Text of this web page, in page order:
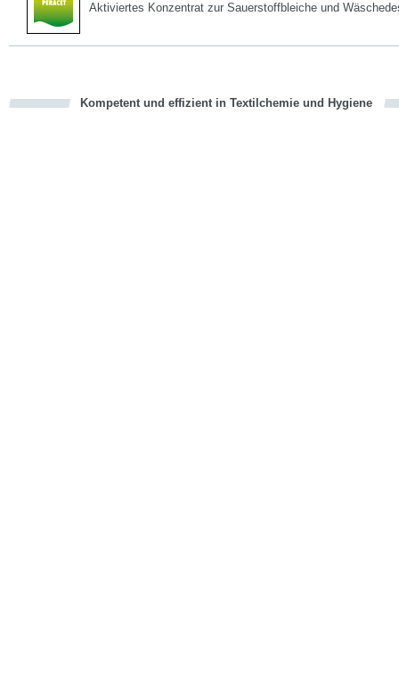
Aktiviertes Konzentrat zur Sauerstoffbleiche und
Kompetent und effizient in Textilchemie und Hygiene